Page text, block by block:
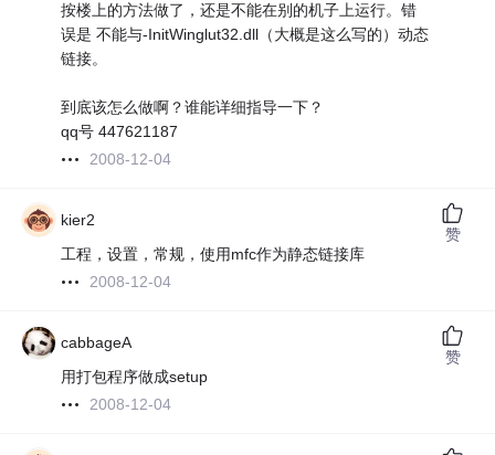
按楼上的方法做了，还是不能在别的机子上运行。错
误是 不能与-InitWinglut32.dll（大概是这么写的）动态
链接。
到底该怎么做啊？谁能详细指导一下？
qq号 447621187
2008-12-04
kier2
工程，设置，常规，使用mfc作为静态链接库
2008-12-04
赞
cabbageA
用打包程序做成setup
2008-12-04
赞